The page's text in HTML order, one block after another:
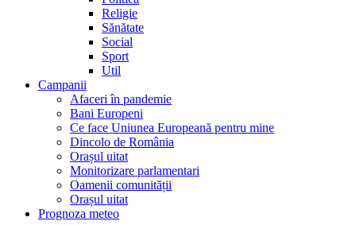
Religie
Sănătate
Social
Sport
Util
Campanii
Afaceri în pandemie
Bani Europeni
Ce face Uniunea Europeană pentru mine
Dincolo de România
Orașul uitat
Monitorizare parlamentari
Oamenii comunității
Orașul uitat
Prognoza meteo